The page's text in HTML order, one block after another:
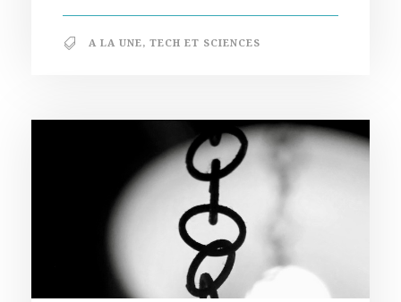
A LA UNE, TECH ET SCIENCES